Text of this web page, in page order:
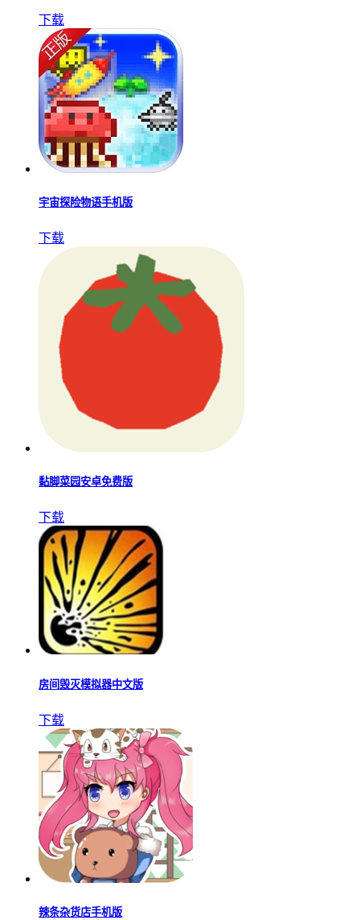
下载
宇宙探险物语手机版
下载
黏脚菜园安卓免费版
下载
房间毁灭模拟器中文版
下载
辣条杂货店手机版